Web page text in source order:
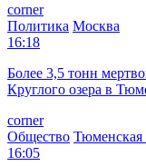
corner
Политика Москва
16:18
Более 3,5 тонн
Круглого озера в
corner
Общество Тюменская
16:05